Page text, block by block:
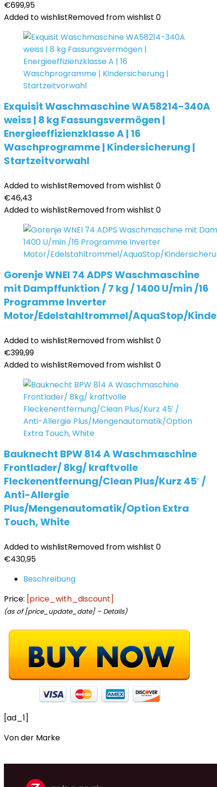
€699,95
Added to wishlistRemoved from wishlist 0
Exquisit Waschmaschine WA58214-340A
weiss | 8 kg Fassungsvermögen |
Energieeffizienzklasse A | 16
Waschprogramme | Kindersicherung |
Startzeitvorwahl
Added to wishlistRemoved from wishlist 0
€46,43
Added to wishlistRemoved from wishlist 0
Gorenje WNEI 74 ADPS Waschmaschine
mit Dampffunktion / 7 kg / 1400 U/min /16
Programme Inverter
Motor/Edelstahltrommel/AquaStop/
Added to wishlistRemoved from wishlist 0
€399,99
Added to wishlistRemoved from wishlist 0
Bauknecht BPW 814 A Waschmaschine
Frontlader/ 8kg/ kraftvolle
Fleckenentfernung/Clean Plus/Kurz 45′ /
Anti-Allergie
Plus/Mengenautomatik/Option Extra
Touch, White
Added to wishlistRemoved from wishlist 0
€430,95
Beschreibung
Price: [price_with_discount]
(as of [price_update_date] – Details)
[ad_1]
Von der Marke